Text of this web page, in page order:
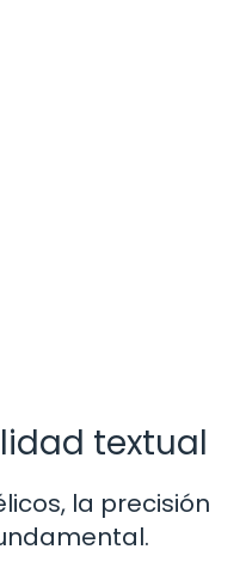
textual
la precisión